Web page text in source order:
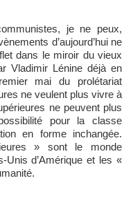
je ne peux,
d’aujourd’hui ne
dans le miroir du vieux
Vladimir Lénine déjà en
mai du prolétariat
ne veulent plus vivre à
ne peuvent plus
pour la classe
en forme inchangée.
» sont le monde
Unis d’Amérique et les «